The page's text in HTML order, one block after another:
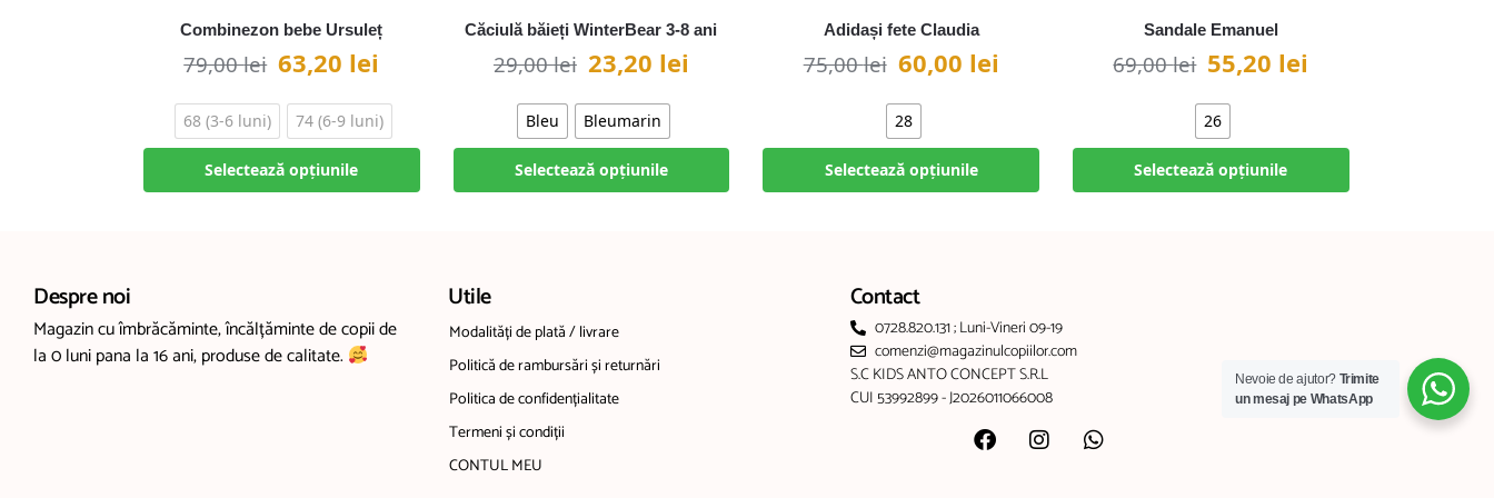
Combinezon bebe Ursuleț
79,00lei 63,20 lei
68 (3-6 luni) 74 (6-9 luni)
Selectează opțiunile
Căciulă băieți WinterBear 3-8 ani
29,00lei 23,20 lei
Bleu Bleumarin
Selectează opțiunile
Adidași fete Claudia
75,00lei 60,00 lei
28
Selectează opțiunile
Sandale Emanuel
69,00lei 55,20 lei
26
Selectează opțiunile
Despre noi
Magazin cu îmbrăcăminte, încălțăminte de copii de
la 0 luni pana la 16 ani, produse de calitate.
Utile
Modalități de plată / livrare
Politică de rambursări și returnări
Politica de confidențialitate
Termeni și condiții
CONTUL MEU
Contact
0728.820.131 ; Luni-Vineri 09-19
comenzi@magazinulcopiilor.com
S.C KIDS ANTO CONCEPT S.R.L
CUI 53992899 - J2026011066008
Nevoie de ajutor? Trimite
un mesaj pe WhatsApp